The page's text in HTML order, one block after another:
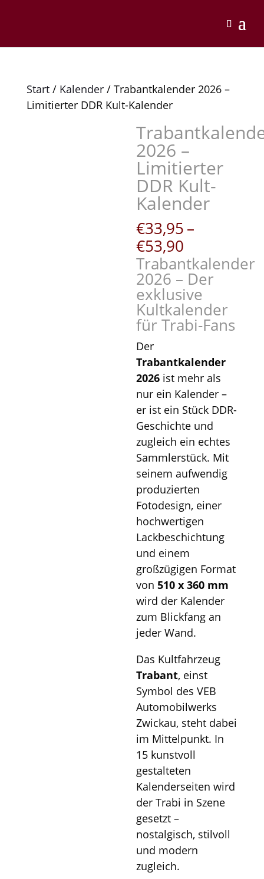
Start/ Kalender/ Trabantkalender 2026 –
Limitierter DDR Kult-Kalender
2026 –
Limitierter
DDR Kult-
Kalender
€33,95–
€53,90
€33,95
bis
€53,90
Trabantkalender
2026 – Der
exklusive
Kultkalender
für Trabi-Fans
Der
Trabantkalender
2026 ist mehr als
nur ein Kalender –
er ist ein Stück DDR-
Geschichte und
zugleich ein echtes
Sammlerstück. Mit
seinem aufwendig
produzierten
Fotodesign, einer
hochwertigen
Lackbeschichtung
und einem
großzügigen Format
von510 x 360 mm
wird der Kalender
zum Blickfang an
jeder Wand.
Das Kultfahrzeug
Trabant, einst
Symbol des VEB
Automobilwerks
Zwickau, steht dabei
im Mittelpunkt. In
15 kunstvoll
gestalteten
Kalenderseiten wird
der Trabi in Szene
gesetzt –
nostalgisch, stilvoll
und modern
zugleich.